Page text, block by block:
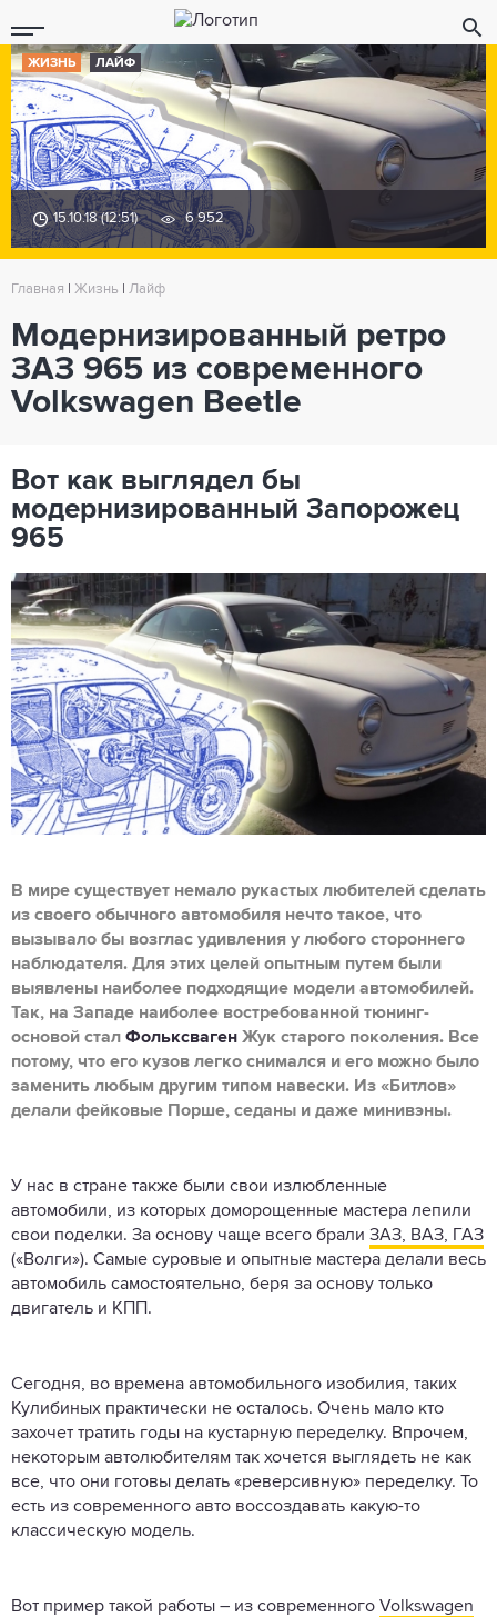
ЖИЗНЬ ЛАЙФ
15.10.18 (12:51) 6 952
Главная Жизнь Лайф
Модернизированный ретро
ЗАЗ 965 из современного
Volkswagen Beetle
Вот как выглядел бы
модернизированный Запорожец
965
В мире существует немало рукастых любителей сделать
из своего обычного автомобиля нечто такое, что
вызывало бы возглас удивления у любого стороннего
наблюдателя. Для этих целей опытным путем были
выявлены наиболее подходящие модели автомобилей.
Так, на Западе наиболее востребованной тюнинг-
основой стал Фольксваген Жук старого поколения. Все
потому, что его кузов легко снимался и его можно было
заменить любым другим типом навески. Из «Битлов»
делали фейковые Порше, седаны и даже минивэны.
У нас в стране также были свои излюбленные
автомобили, из которых доморощенные мастера лепили
свои поделки. За основу чаще всего брали ЗАЗ, ВАЗ, ГАЗ
(«Волги»). Самые суровые и опытные мастера делали весь
автомобиль самостоятельно, беря за основу только
двигатель и КПП.
Сегодня, во времена автомобильного изобилия, таких
Кулибиных практически не осталось. Очень мало кто
захочет тратить годы на кустарную переделку. Впрочем,
некоторым автолюбителям так хочется выглядеть не как
все, что они готовы делать «реверсивную» переделку. То
есть из современного авто воссоздавать какую-то
классическую модель.
Вот пример такой работы – из современного Volkswagen